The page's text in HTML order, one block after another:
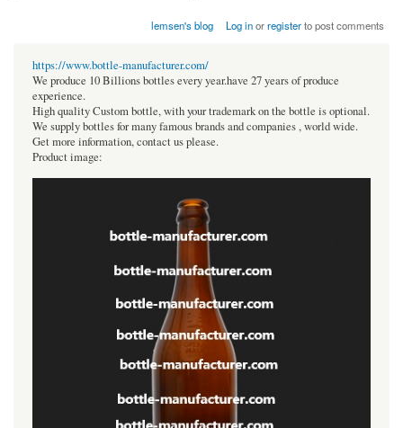
lemsen's blog Log inorregisterto post comments
https://www.bottle-manufacturer.com/
We produce 10 Billions bottles every year.have 27 years of produce
experience.
High quality Custom bottle, with your trademark on the bottle is optional.
We supply bottles for many famous brands and companies , world wide.
Get more information, contact us please.
Product image: